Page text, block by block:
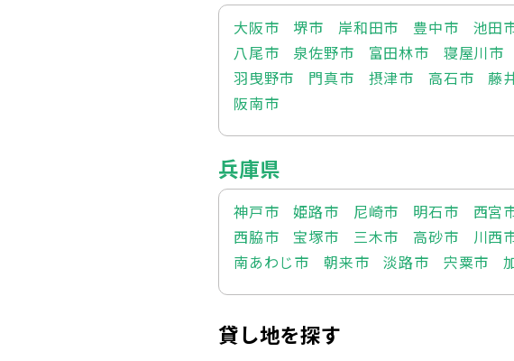
大阪市 堺市 岸和田市 豊中市 池田
八尾市
泉佐野市 富田林市 寝屋川市
羽曳野市
門真市 摂津市 高石市 藤
阪南市
兵庫県
神戸市 姫路市 尼崎市 明石市 西宮
西脇市
宝塚市 三木市 高砂市 川西
南あわじ市
朝来市 淡路市 宍粟市
貸し地を探す